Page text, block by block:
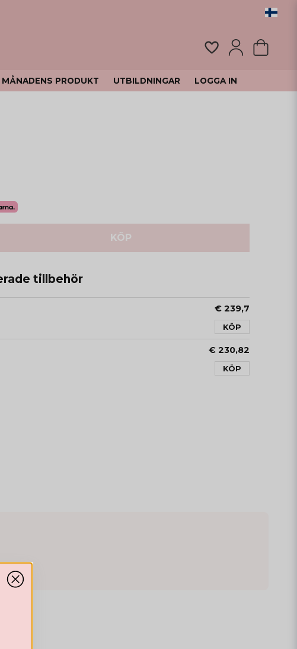
MÅNADENS PRODUKT UTBILDNINGAR LOGGA IN
KÖP
tillbehör
€ 239,7
KÖP
€ 230,82
KÖP